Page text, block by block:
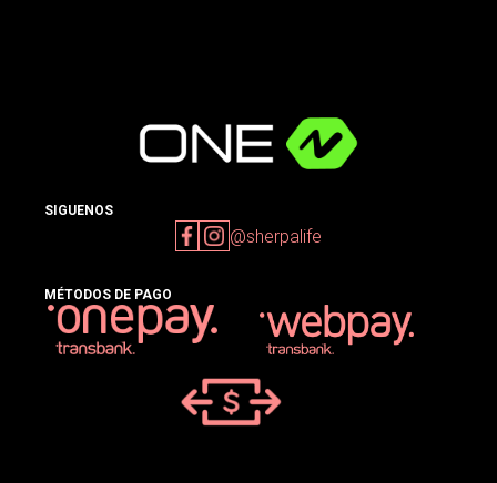
SIGUENOS
@sherpalife
MÉTODOS DE PAGO